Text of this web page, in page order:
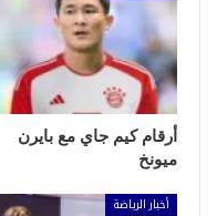
أرقام كيم جاي مع بايرن
ميونخ
أخبار الرياضة